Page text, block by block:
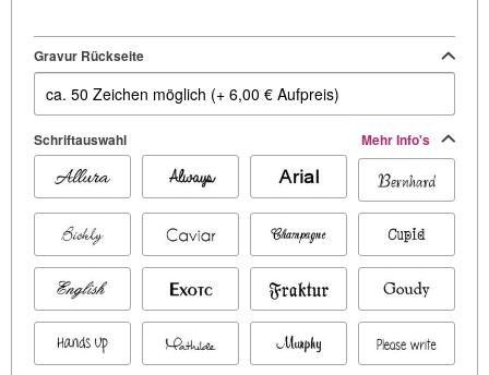
Gravur Rückseite
Schriftauswahl Mehr Info's